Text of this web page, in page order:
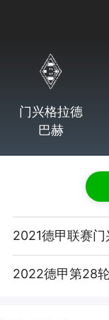
门兴格拉德
巴赫